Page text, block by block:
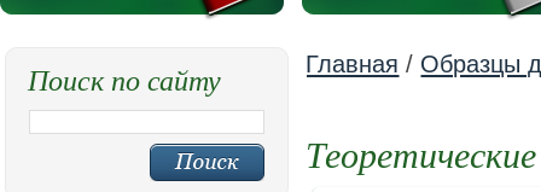
Главная / Образцы
Поиск по сайту